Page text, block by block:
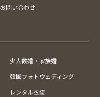
お問い合わせ
少人数婚・家族婚
韓国フォトウェディング
レンタル衣装